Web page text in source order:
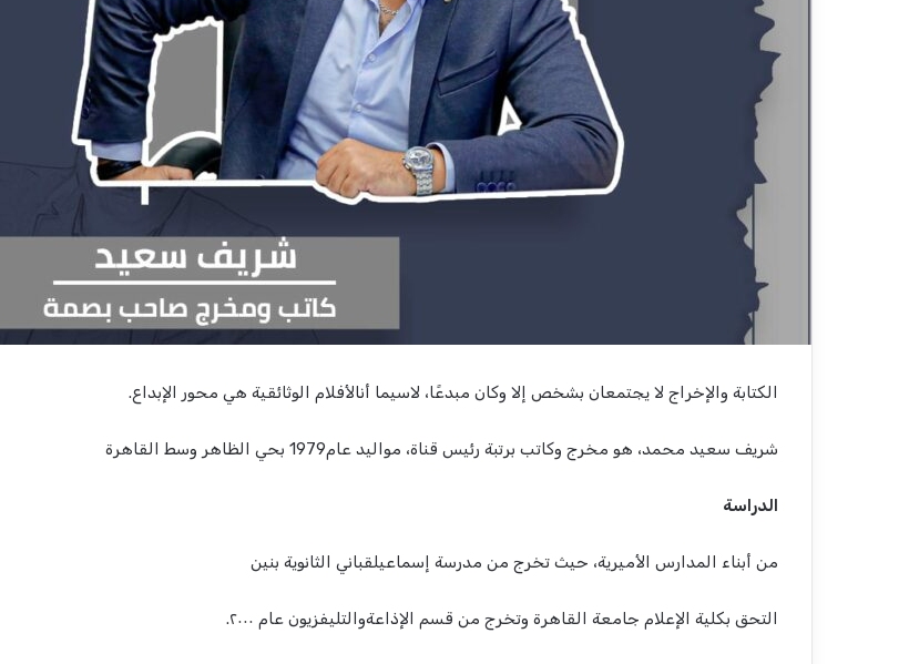
الكتابة والإخراج لا يجتمعان بشخص إلا وكان مبدعا، لاسيما أنالأفلام الوثائقية هي محور الإبداع.
شريف سعيد محمد، هو مخرج وكاتب برتبة رئيس قناة، مواليد عام1979 بحي الظاهر وسط القاهرة
الدراسة
من أبناء المدارس الأميرية، حيث تخرج من مدرسة إسماعيلقباني الثانوية بنين
التحق بكلية الإعلام جامعة القاهرة وتخرج من قسم الإذاعةوالتليفزيون عام